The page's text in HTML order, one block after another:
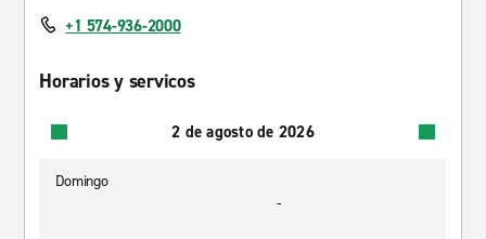
+1 574-936-2000
Horarios y servicos
2 de agosto de 2026
Domingo
-